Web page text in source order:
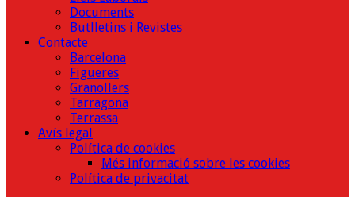
Documents
Butlletins i Revistes
Contacte
Barcelona
Figueres
Granollers
Tarragona
Terrassa
Avís legal
Política de cookies
Més informació sobre les cookies
Política de privacitat